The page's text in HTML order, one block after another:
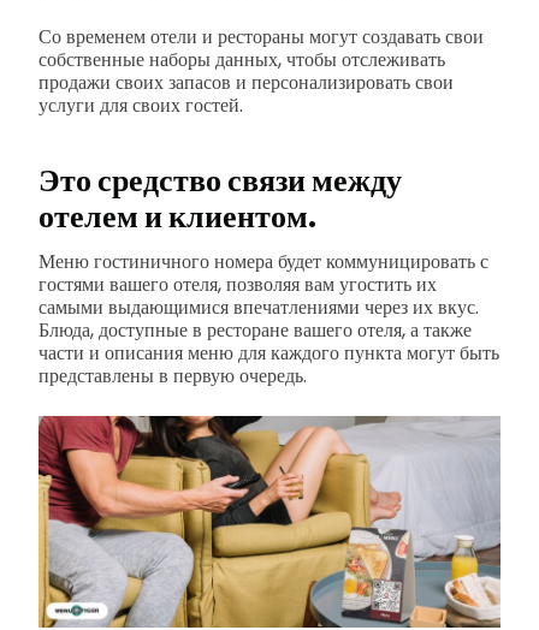
Со временем отели и рестораны могут создавать свои
собственные наборы данных, чтобы отслеживать
продажи своих запасов и персонализировать свои
услуги для своих гостей.
Это средство связи между
отелем и клиентом.
Меню гостиничного номера будет коммуницировать с
гостями вашего отеля, позволяя вам угостить их
самыми выдающимися впечатлениями через их вкус.
Блюда, доступные в ресторане вашего отеля, а также
части и описания меню для каждого пункта могут быть
представлены в первую очередь.